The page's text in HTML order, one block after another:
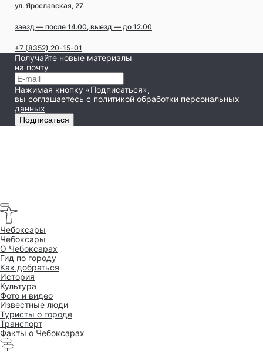
ул. Ярославская, 27
заезд — после 14.00, выезд — до 12.00
+7 (8352) 20-15-01
Получайте новые материалы
на почту
Нажимая кнопку «Подписаться»,
вы соглашаетесь с политикой обработки персональных
данных
Подписаться
Чебоксары
Чебоксары
O Чебоксарах
Гид по городу
Как добраться
История
Культура
Фото и видео
Известные люди
Туристы о городе
Транспорт
Факты о Чебоксарах